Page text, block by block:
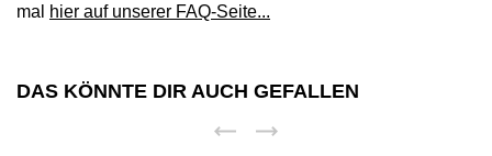
mal
hier auf unserer FAQ-Seite...
DAS KÖNNTE DIR AUCH GEFALLEN